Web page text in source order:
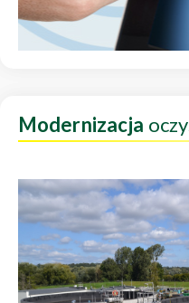
Modernizacja